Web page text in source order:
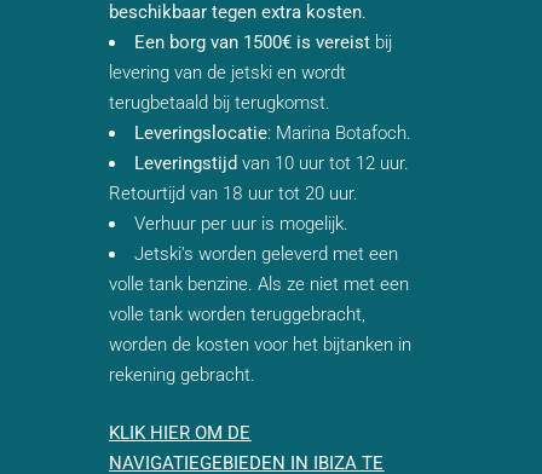
beschikbaar tegen extra kosten.
Een borg van 1500€ is vereist bij
levering van de jetski en wordt
terugbetaald bij terugkomst.
Leveringslocatie: Marina Botafoch.
Leveringstijd van 10 uur tot 12 uur.
Retourtijd van 18 uur tot 20 uur.
Verhuur per uur is mogelijk.
Jetski's worden geleverd met een
volle tank benzine. Als ze niet met een
volle tank worden teruggebracht,
worden de kosten voor het bijtanken in
rekening gebracht.
KLIK HIER OM DE
NAVIGATIEGEBIEDEN IN IBIZA TE